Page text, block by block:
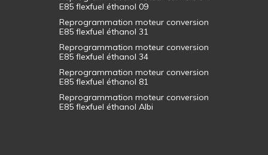
E85 flexfuel éthanol 09
Reprogrammation moteur conversion
E85 flexfuel éthanol 31
Reprogrammation moteur conversion
E85 flexfuel éthanol 34
Reprogrammation moteur conversion
E85 flexfuel éthanol 81
Reprogrammation moteur conversion
E85 flexfuel éthanol Albi